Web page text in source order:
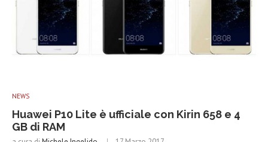
NEWS
Huawei P10 Lite è ufficiale con Kirin 658 e 4
GB di RAM